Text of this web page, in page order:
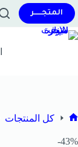
المتجــــــر
كل المنتجات
43%-